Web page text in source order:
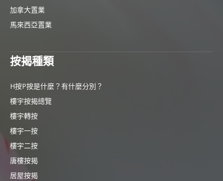
加拿大置業
馬來西亞置業
按揭種類
H按P按是什麼？有什麼分別？
樓宇按揭總覽
樓宇轉按
樓宇一按
樓宇二按
唐樓按揭
居屋按揭